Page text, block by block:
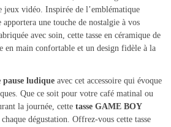
jeux vidéo. Inspirée de l’emblématique
apportera une touche de nostalgie à vos
avec soin, cette tasse en céramique de
en main confortable et un design fidèle à la
pause ludique avec cet accessoire qui évoque
Que ce soit pour votre café matinal ou
la journée, cette tasse GAME BOY
dégustation. Offrez-vous cette tasse